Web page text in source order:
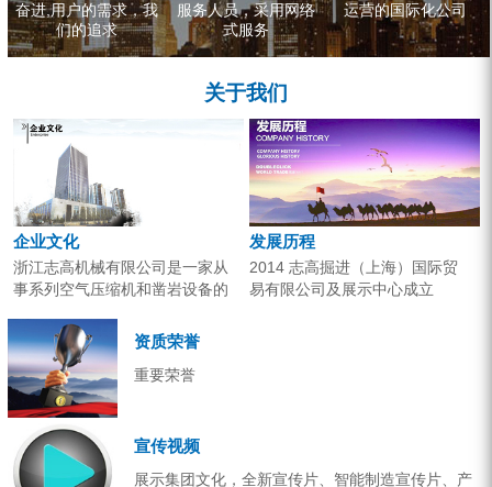
奋进,用户的需求，我
们的追求
服务人员，采用网络
式服务
运营的国际化公司
关于我们
企业文化
浙江志高机械有限公司是一家从
事系列空气压缩机和凿岩设备的
的专业机构。产品广泛应用于工
业气源、各类矿山开采和工程项
目建设。企业以技术开发为核
心，...
发展历程
2014 志高掘进（上海）国际贸
易有限公司及展示中心成立
资质荣誉
重要荣誉
宣传视频
展示集团文化，全新宣传片、智能制造宣传片、产